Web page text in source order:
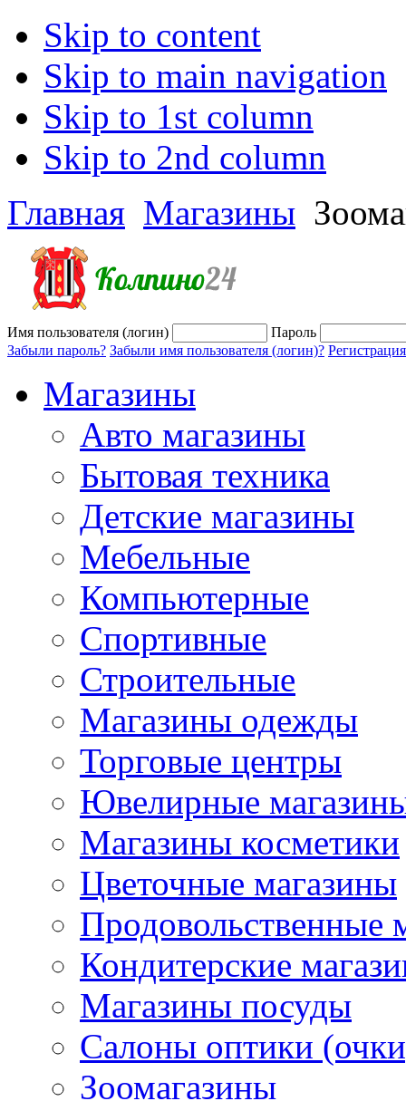
Skip to content
Skip to main navigation
Skip to 1st column
Skip to 2nd column
Главная Магазины
Имя пользователя (логин)
Пароль
Забыли пароль? Забыли имя пользователя (логин)? Регистрация
Магазины
Авто магазины
Бытовая техника
Детские магазины
Мебельные
Компьютерные
Спортивные
Строительные
Магазины одежды
Торговые центры
Ювелирные
Магазины косметики
Цветочные магазины
Продовольственные
Кондитерские
Магазины посуды
Салоны оптики
Зоомагазины